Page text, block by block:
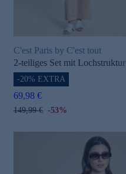
C'est Paris by C'est tout
2-teiliges Set mit Lochstruktur
-20% EXTRA
69,98 €
149,99 € -53%